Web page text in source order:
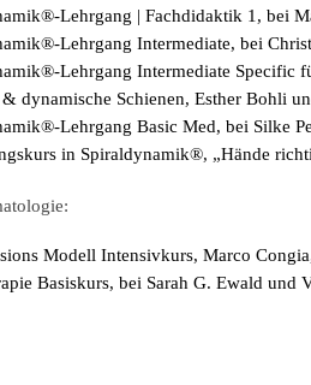
Lehrgang | Fachdidaktik 1, bei
Lehrgang Intermediate, bei
Lehrgang Intermediate Specific
& dynamische Schienen, Esther Bohli
Lehrgang Basic Med, bei Silke
in Spiraldynamik®, „Hände
Modell Intensivkurs, Marco
Basiskurs, bei Sarah G. Ewald und